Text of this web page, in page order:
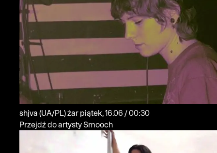
shjva (UA/PL)żar
piątek, 16.06 / 00:30
Przejdź do artysty Smooch